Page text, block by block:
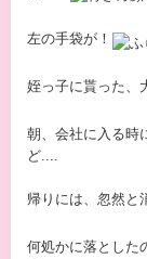
左の手袋が！
姪っ子に貰った、
朝、会社に入る時
ど....
帰りには、忽然と
何処かに落とした